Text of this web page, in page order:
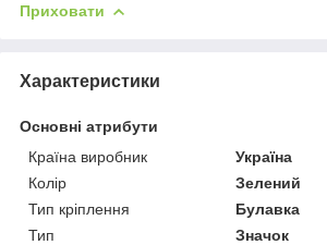
Приховати
Характеристики
Основні атрибути
Країна виробник
Україна
Колір
Зелений
Тип кріплення
Булавка
Тип
Значок